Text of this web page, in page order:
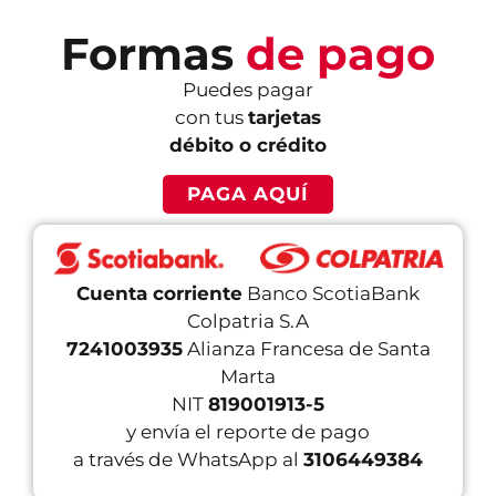
Formas de pago
Puedes pagar
con tus tarjetas
débito o crédito
PAGA AQUÍ
Cuenta corriente Banco ScotiaBank
Colpatria S.A
7241003935Alianza Francesa de Santa
Marta
NIT 819001913-5
y envía el reporte de pago
a través de WhatsApp al 3106449384